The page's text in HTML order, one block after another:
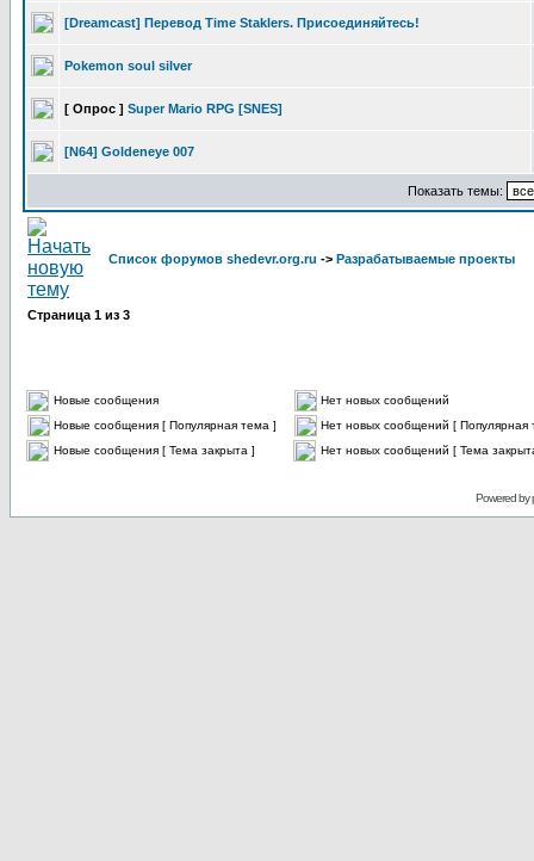
[Dreamcast] Перевод Time Staklers. Присоединяйтесь!
Pokemon soul silver
[ Опрос ] Super Mario RPG [SNES]
[N64] Goldeneye 007
Показать темы:
Список форумов shedevr.org.ru -> Разрабатываемые проекты
Страница 1 из 3
Новые сообщения
Нет новых сообщений
Новые сообщения [ Популярная тема ]
Нет новых сообщений [ Популярная
Новые сообщения [ Тема закрыта ]
Нет новых сообщений [ Тема
Powered by